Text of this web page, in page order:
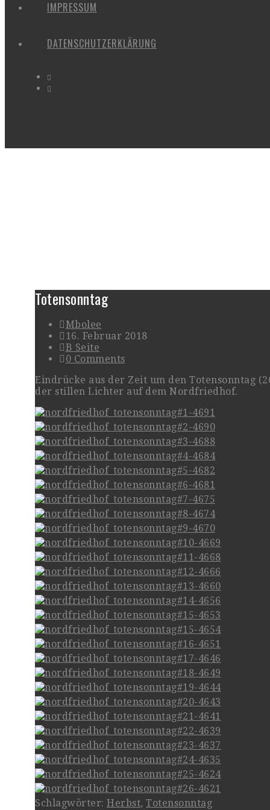
IMPRESSUM
DATENSCHUTZERKLÄRUNG
Totensonntag
Mbolee
16. Februar 2018
B Seite
0 Comments
Eindrücke aus der Zeit um den Totensonntag
der stillen Lichter auf dem Nordfriedhof.
Schlagwörter: Herbst, Totensonntag